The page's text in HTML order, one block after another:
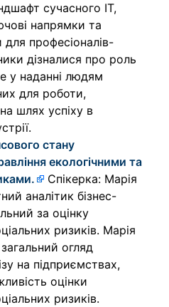
сучасного ІТ,
напрямки та
для професіоналів-
дізналися про роль
у наданні людям
для роботи,
шлях успіху в
стану
екологічними та
Спікерка: Марія
аналітик бізнес-
за оцінку
ризиків. Марія
огляд
на підприємствах,
оцінки
ризиків.